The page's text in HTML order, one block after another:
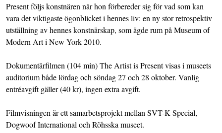
Present följs konstnären när hon förbereder sig för vad som kan
vara det viktigaste ögonblicket i hennes liv: en ny stor retrospektiv
utställning av hennes konstnärskap, som ägde rum på Museum of
Modern Art i New York 2010.
Dokumentärfilmen (104 min) The Artist is Present visas i museets
auditorium både lördag och söndag 27 och 28 oktober. Vanlig
entréavgift gäller (40 kr), ingen extra avgift.
Filmvisningen är ett samarbetsprojekt mellan SVT-K Special,
Dogwoof International och Röhsska museet.